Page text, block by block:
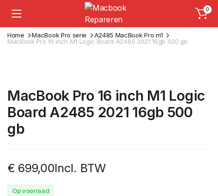
0
Home MacBook Pro serie
A2485 MacBook Pro m1
MacBook Pro 16 inch M1 Logic Board A2485 2021 16gb 500 gb
MacBook Pro 16 inch M1 Logic
Board A2485 2021 16gb 500
gb
€ 699,00Incl. BTW
Op voorraad